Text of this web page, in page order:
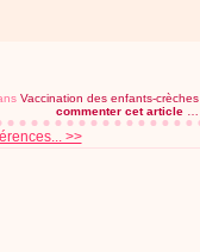
Vaccination des enfants-crèches
commenter cet article
>>